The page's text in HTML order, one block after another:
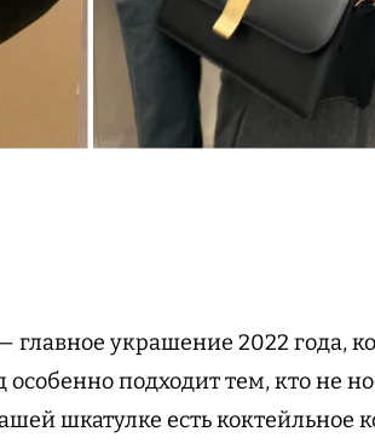
украшение 2022 года,
особенно подходит тем, кто не
шкатулке есть коктейльное